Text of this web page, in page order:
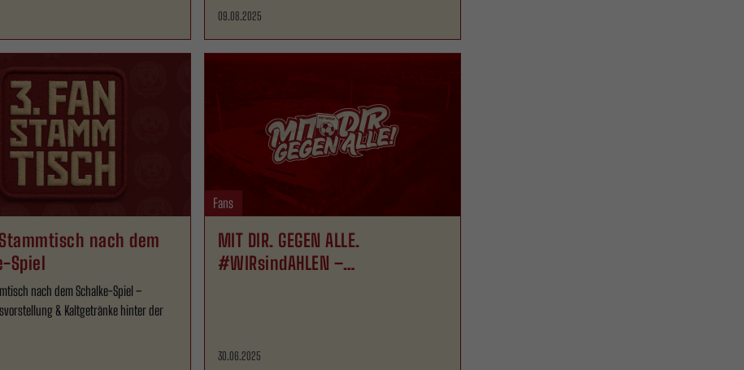
09.08.2025
nach dem
Spiel
nach dem Schalke-Spiel –
& Kaltgetränke hinter der
Fans
MIT DIR. GEGEN ALLE.
#WIRsindAHLEN –
30.06.2025